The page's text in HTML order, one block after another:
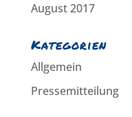
August 2017
Kategorien
Allgemein
Pressemitteilung